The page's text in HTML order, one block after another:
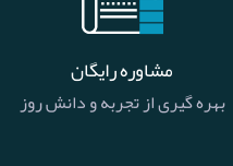
مشاوره رایگان
بهره گیری از تجربه و دانش روز